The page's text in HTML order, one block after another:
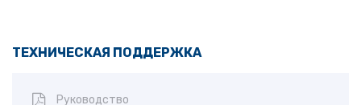
ТЕХНИЧЕСКАЯ ПОДДЕРЖКА
Руководство